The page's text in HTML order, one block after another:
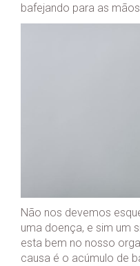
bafejando para as
Não nos devemos
uma doença, e sim um
esta bem no nosso
causa é o acúmulo de